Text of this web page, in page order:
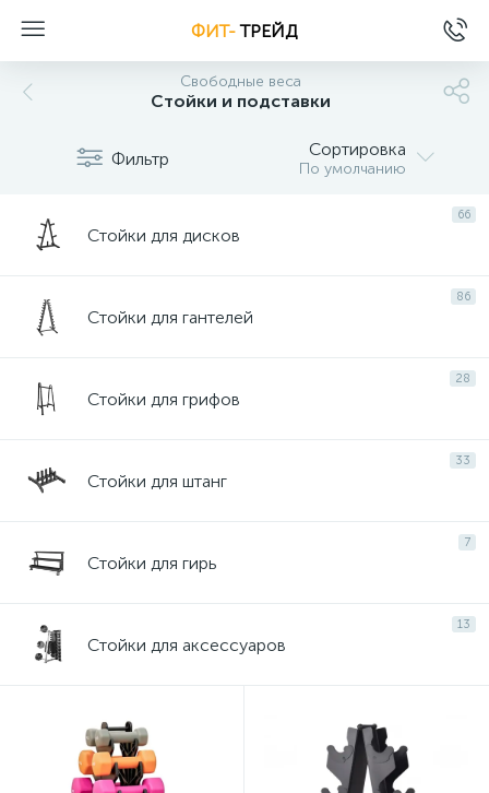
ФИТ-ТРЕЙД
Свободные веса
Стойки и подставки
Фильтр Сортировка
По умолчанию
66
Стойки для дисков
86
Стойки для гантелей
28
Стойки для грифов
33
Стойки для штанг
7
Стойки для гирь
13
Стойки для аксессуаров